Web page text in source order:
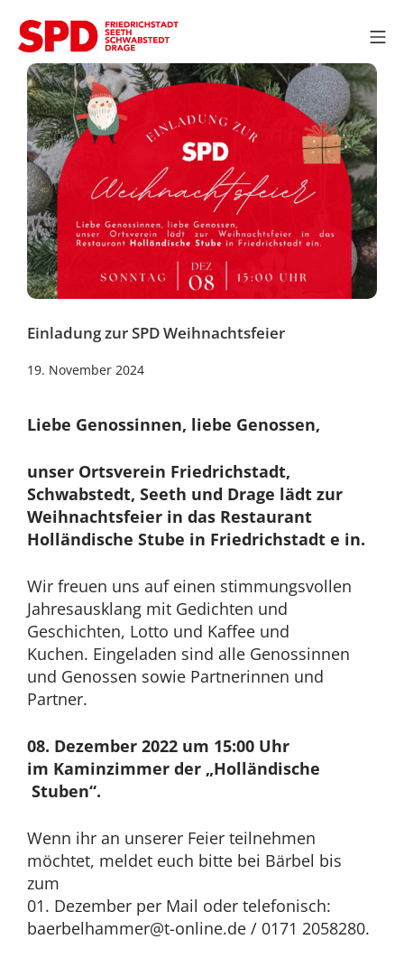
Inhalt
springenSPD OV Friedrichstadt
Einladung zur SPD Weihnachtsfeier
19. November 202418.
Liebe Genossinnen, liebe Genossen,
unser Ortsverein Friedrichstadt,
Schwabstedt, Seeth und Drage lädt zur
Weihnachtsfeier in das Restaurant
Holländische Stube in Friedrichstadt e in.
Wir freuen uns auf einen stimmungsvollen
Jahresausklang mit Gedichten und
Geschichten, Lotto und Kaffee und
Kuchen. Eingeladen sind alle Genossinnen
und Genossen sowie Partnerinnen und
Partner.
08. Dezember 2022 um 15:00 Uhr
im Kaminzimmer der „Holländische
Stuben“.
Wenn ihr an unserer Feier teilnehmen
möchtet, meldet euch bitte bei Bärbel bis
zum
01. Dezember per Mail oder telefonisch:
baerbelhammer@t-online.de / 0171 2058280.